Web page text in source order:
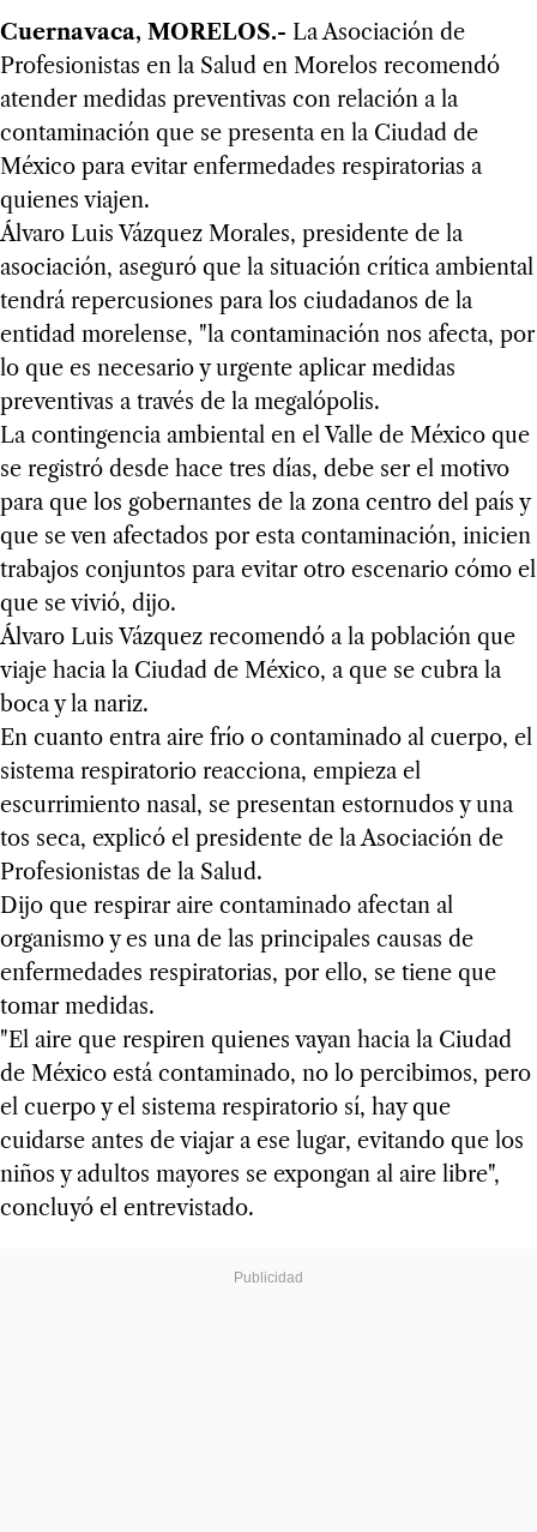
Cuernavaca, MORELOS.- La Asociación de
Profesionistas en la Salud en Morelos recomendó
atender medidas preventivas con relación a la
contaminación que se presenta en la Ciudad de
México para evitar enfermedades respiratorias a
quienes viajen.
Álvaro Luis Vázquez Morales, presidente de la
asociación, aseguró que la situación crítica ambiental
tendrá repercusiones para los ciudadanos de la
entidad morelense, "la contaminación nos afecta, por
lo que es necesario y urgente aplicar medidas
preventivas a través de la megalópolis.
La contingencia ambiental en el Valle de México que
se registró desde hace tres días, debe ser el motivo
para que los gobernantes de la zona centro del país y
que se ven afectados por esta contaminación, inicien
trabajos conjuntos para evitar otro escenario cómo el
que se vivió, dijo.
Álvaro Luis Vázquez recomendó a la población que
viaje hacia la Ciudad de México, a que se cubra la
boca y la nariz.
En cuanto entra aire frío o contaminado al cuerpo, el
sistema respiratorio reacciona, empieza el
escurrimiento nasal, se presentan estornudos y una
tos seca, explicó el presidente de la Asociación de
Profesionistas de la Salud.
Dijo que respirar aire contaminado afectan al
organismo y es una de las principales causas de
enfermedades respiratorias, por ello, se tiene que
tomar medidas.
"El aire que respiren quienes vayan hacia la Ciudad
de México está contaminado, no lo percibimos, pero
el cuerpo y el sistema respiratorio sí, hay que
cuidarse antes de viajar a ese lugar, evitando que los
niños y adultos mayores se expongan al aire libre",
concluyó el entrevistado.